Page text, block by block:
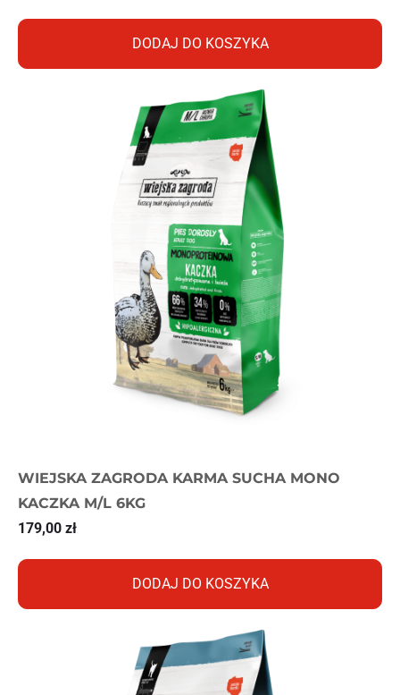
DODAJ DO KOSZYKA
WIEJSKA ZAGRODA KARMA SUCHA MONO
KACZKA M/L 6KG
179,00 zł
DODAJ DO KOSZYKA